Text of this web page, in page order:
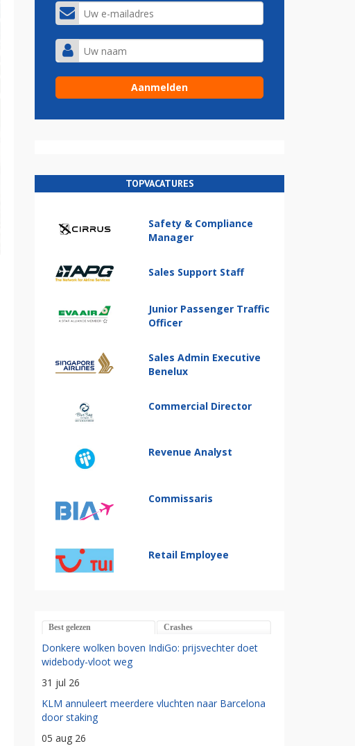
TOPVACATURES
Safety & Compliance
Manager
Sales Support Staff
Junior Passenger Traffic
Officer
Sales Admin Executive
Benelux
Commercial Director
Revenue Analyst
Commissaris
Retail Employee
Best gelezen Crashes
Donkere wolken boven IndiGo: prijsvechter doet
widebody-vloot weg
31 jul 26
KLM annuleert meerdere vluchten naar Barcelona
door staking
05 aug 26